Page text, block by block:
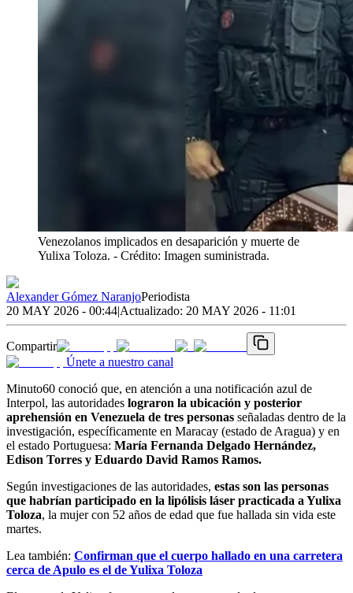
Venezolanos implicados en desaparición y muerte de
Yulixa Toloza. - Crédito: Imagen suministrada.
Alexander Gómez NaranjoPeriodista
20 MAY 2026 - 00:44|Actualizado: 20 MAY 2026 - 11:01
Compartir
Únete a nuestro canal
Minuto60 conoció que, en atención a una notificación azul de
Interpol, las autoridades lograron la ubicación y posterior
aprehensión en Venezuela de tres personas señaladas dentro de la
investigación, específicamente en Maracay (estado de Aragua) y en
el estado Portuguesa: María Fernanda Delgado Hernández,
Edison Torres y Eduardo David Ramos Ramos.
Según investigaciones de las autoridades, estas son las personas
que habrían participado en la lipólisis láser practicada a Yulixa
Toloza, la mujer con 52 años de edad que fue hallada sin vida este
martes.
Lea también: Confirman que el cuerpo hallado en una carretera
cerca de Apulo es el de Yulixa Toloza